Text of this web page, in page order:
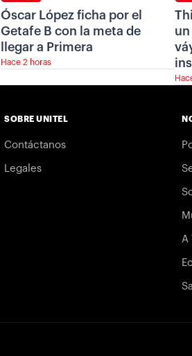
Óscar López ficha por el
Getafe B con la meta de
llegar a Primera
Hace 2 horas
un
SOBRE UNITEL
Contáctanos
Legales
A